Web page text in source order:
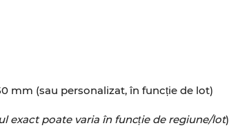
mm (sau personalizat, în funcție de lot)
exact poate varia în funcție de regiune/lot)